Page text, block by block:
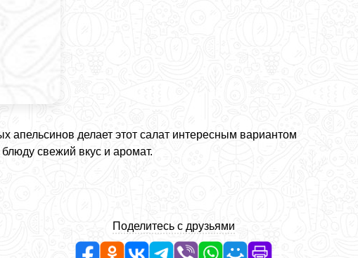
апельсинов делает этот салат интересным вариантом
свежий вкус и аромат.
Поделитесь с друзьями